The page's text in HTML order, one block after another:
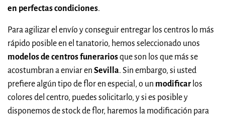
en perfectas condiciones.
Para agilizar el envío y conseguir entregar los centros lo más
rápido posible en el tanatorio, hemos seleccionado unos
modelos de centros funerariosque son los que más se
acostumbran a enviar en Sevilla. Sin embargo, si usted
prefiere algún tipo de flor en especial, o un modificarlos
colores del centro, puedes solicitarlo, y si es posible y
disponemos de stock de flor, haremos la modificación para